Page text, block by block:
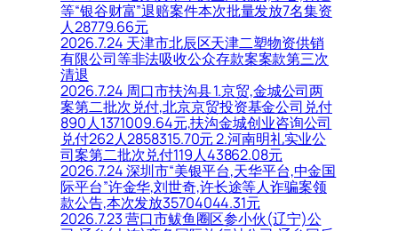
等“银谷财富”退赔案件本次批量发放7名集资
人28779.66元
2026.7.24 天津市北辰区天津二塑物资供销
有限公司等非法吸收公众存款案案款第三次
清退
2026.7.24 周口市扶沟县 1.京贸,金城公司两
案第二批次兑付,北京京贸投资基金公司兑付
890人1371009.64元,扶沟金城创业咨询公司
兑付262人2858315.70元 2.河南明礼实业公
司案第二批次兑付119人43862.08元
2026.7.24 深圳市“美银平台,天华平台,中金国
际平台”许金华,刘世奇,许长途等人诈骗案领
款公告,本次发放35704044.31元
2026.7.23 营口市鲅鱼圈区参小伙(辽宁)公